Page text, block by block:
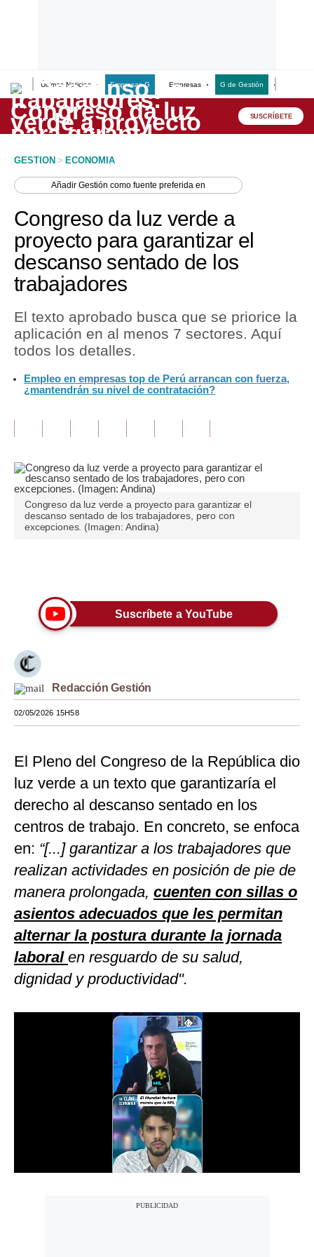
Últimas Noticias Empresas G Empresas G de Gestión
Lo último
Peru Quiosco
Economía
Mercados
Perú
Política
Tu Dinero
Inmobiliarias
Editorial
Pregunta de hoy
Viajes
Moda
Estilos
México
España
Tecnología
Club del Suscriptor
G de Gestión
Notas Contratadas
Podcast
Gestión TV
SUSCRÍBETE
GESTION > ECONOMIA
AñadirGestión como fuente preferida en
Congreso da luz verde a
proyecto para garantizar el
descanso sentado de los
trabajadores
El texto aprobado busca que se priorice la
aplicación en al menos 7 sectores. Aquí
todos los detalles.
Empleo en empresas top de Perú arrancan con fuerza,
¿mantendrán su nivel de contratación?
Congreso da luz verde a proyecto para garantizar el
descanso sentado de los trabajadores, pero con
excepciones. (Imagen: Andina)
Suscríbete a YouTube
Redacción Gestión
02/05/2026 15H58
El Pleno del Congreso de la República dio
luz verde a un texto que garantizaría el
derecho al descanso sentado en los
centros de trabajo. En concreto, se enfoca
en: “[...] garantizar a los trabajadores que
realizan actividades en posición de pie de
manera prolongada, cuenten con sillas o
asientos adecuados que les permitan
alternar la postura durante la jornada
laboral en resguardo de su salud,
dignidad y productividad".